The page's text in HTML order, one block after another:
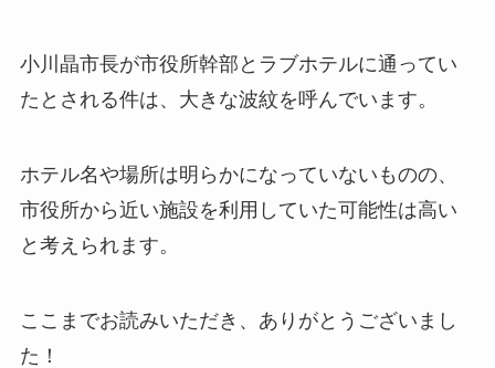
小川晶市長が市役所幹部とラブホテルに通ってい
たとされる件は、大きな波紋を呼んでいます。
ホテル名や場所は明らかになっていないものの、
市役所から近い施設を利用していた可能性は高い
と考えられます。
ここまでお読みいただき、ありがとうございまし
た！